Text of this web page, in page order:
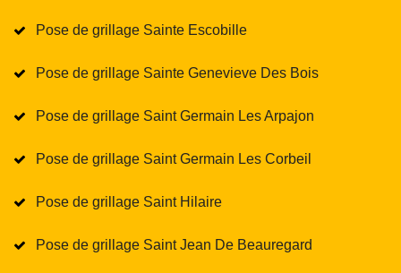
Pose de grillage Sainte Escobille
Pose de grillage Sainte Genevieve Des Bois
Pose de grillage Saint Germain Les Arpajon
Pose de grillage Saint Germain Les Corbeil
Pose de grillage Saint Hilaire
Pose de grillage Saint Jean De Beauregard